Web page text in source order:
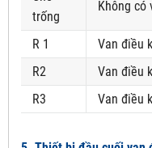
trống
Không có
R 1
Van điều
R2
Van điều
R3
Van điều